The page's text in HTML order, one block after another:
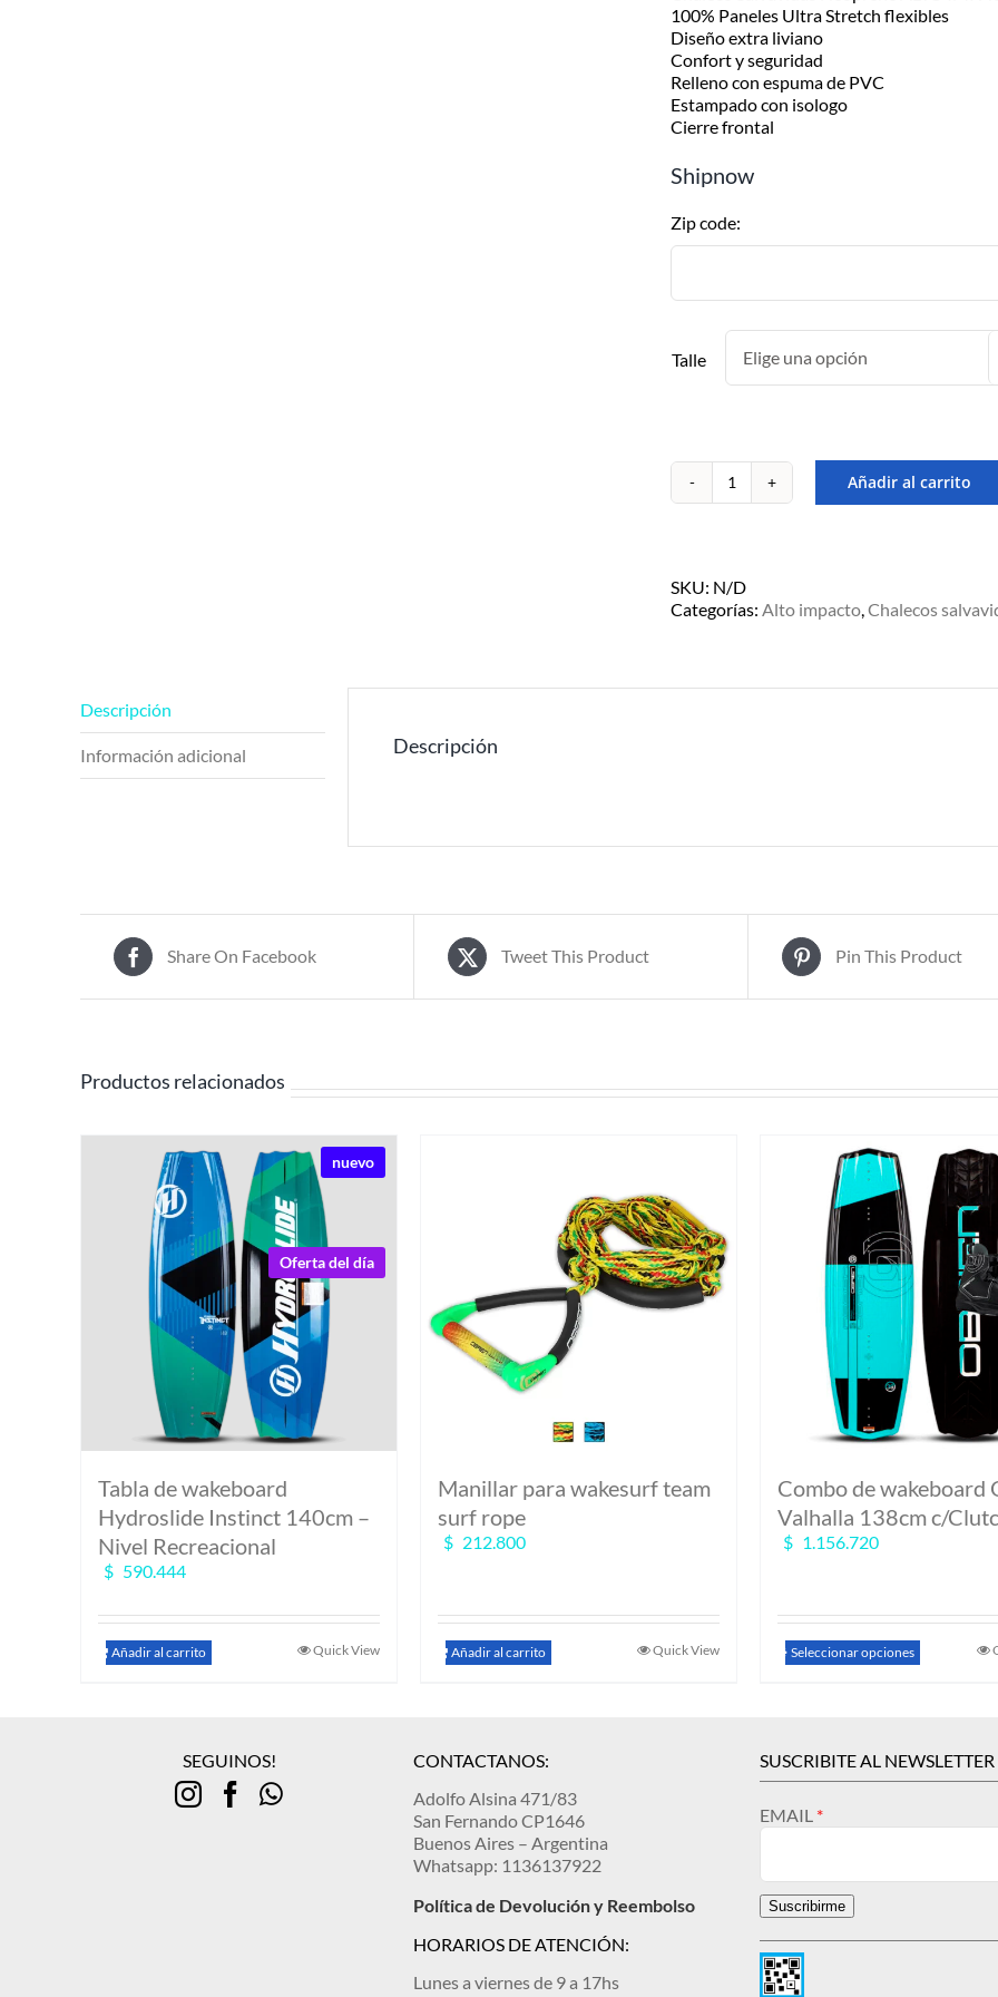
postal en el producto a comprar
Despachamos dentro de las 24hs
de realizada la compra. Recibilo de
2 a 5 días.
cantidad
100% Paneles Ultra Stretch flexibles
Diseño extra liviano
Confort y seguridad
Relleno con espuma de PVC
Estampado con isologo
Cierre frontal
Shipnow
Zip code:
Talle
CHALECO
CHRIS
OSHEA
Añadir al carrito
SKU: N/D
Categorías: Alto impacto Chalecos
Descripción
Información adicional Descripción
Share On Facebook Tweet This Product Pin This Product
Productos relacionados
Oferta del día
nuevo
Tabla de wakeboard
Hydroslide Instinct 140cm –
Nivel Recreacional
$ 590.444
Añadir al carrito Quick View
Manillar para wakesurf team
surf rope
$ 212.800
Añadir al carrito Quick View
Combo de wakeboard
Valhalla 138cm c/
$ 1.156.720
Seleccionar opciones
Las
opciones
pueden
de
SEGUINOS!
CONTACTANOS:
Adolfo Alsina 471/83
San Fernando CP1646
Buenos Aires – Argentina
Whatsapp: 1136137922
Política de Devolución y Reembolso
HORARIOS DE ATENCIÓN:
Lunes a viernes de 9 a 17hs
SUSCRIBITE AL NEWSLETTER
EMAIL
Suscribirme